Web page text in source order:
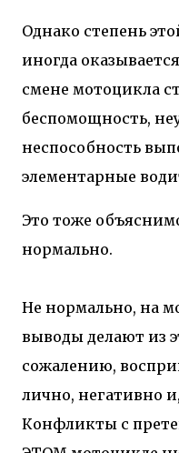
Однако степень
иногда
смене мотоцикла
беспомощность,
неспособность
элементарные
Это тоже
нормально.
Не нормально, на
выводы делают из
сожалению,
лично, негативно
Конфликты с